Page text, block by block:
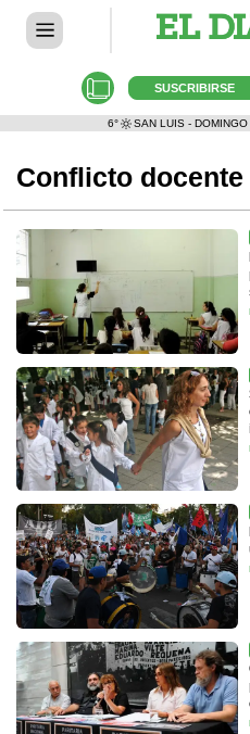
SUSCRIBIRSE
6° SAN LUIS -
Conflicto docente